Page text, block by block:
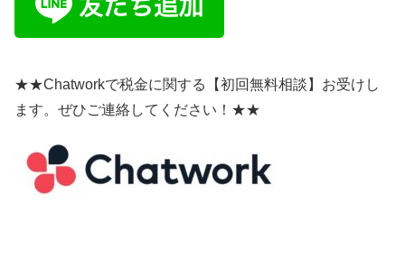
★★Chatworkで税金に関する【初回無料相談】お受けし
ます。ぜひご連絡してください！★★